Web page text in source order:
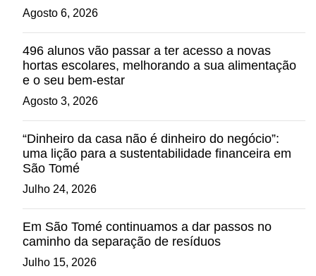
Agosto 6, 2026
496 alunos vão passar a ter acesso a novas
hortas escolares, melhorando a sua alimentação
e o seu bem-estar
Agosto 3, 2026
“Dinheiro da casa não é dinheiro do negócio”:
uma lição para a sustentabilidade financeira em
São Tomé
Julho 24, 2026
Em São Tomé continuamos a dar passos no
caminho da separação de resíduos
Julho 15, 2026